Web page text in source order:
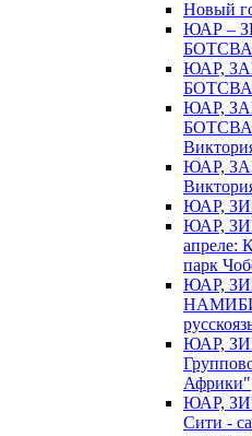
Новый
ЮАР –
ЮАР,
ЮАР,
ЮАР,
ЮАР,
ЮАР,
апреле:
парк
ЮАР,
ЮАР,
Африки"
ЮАР,
Сити -